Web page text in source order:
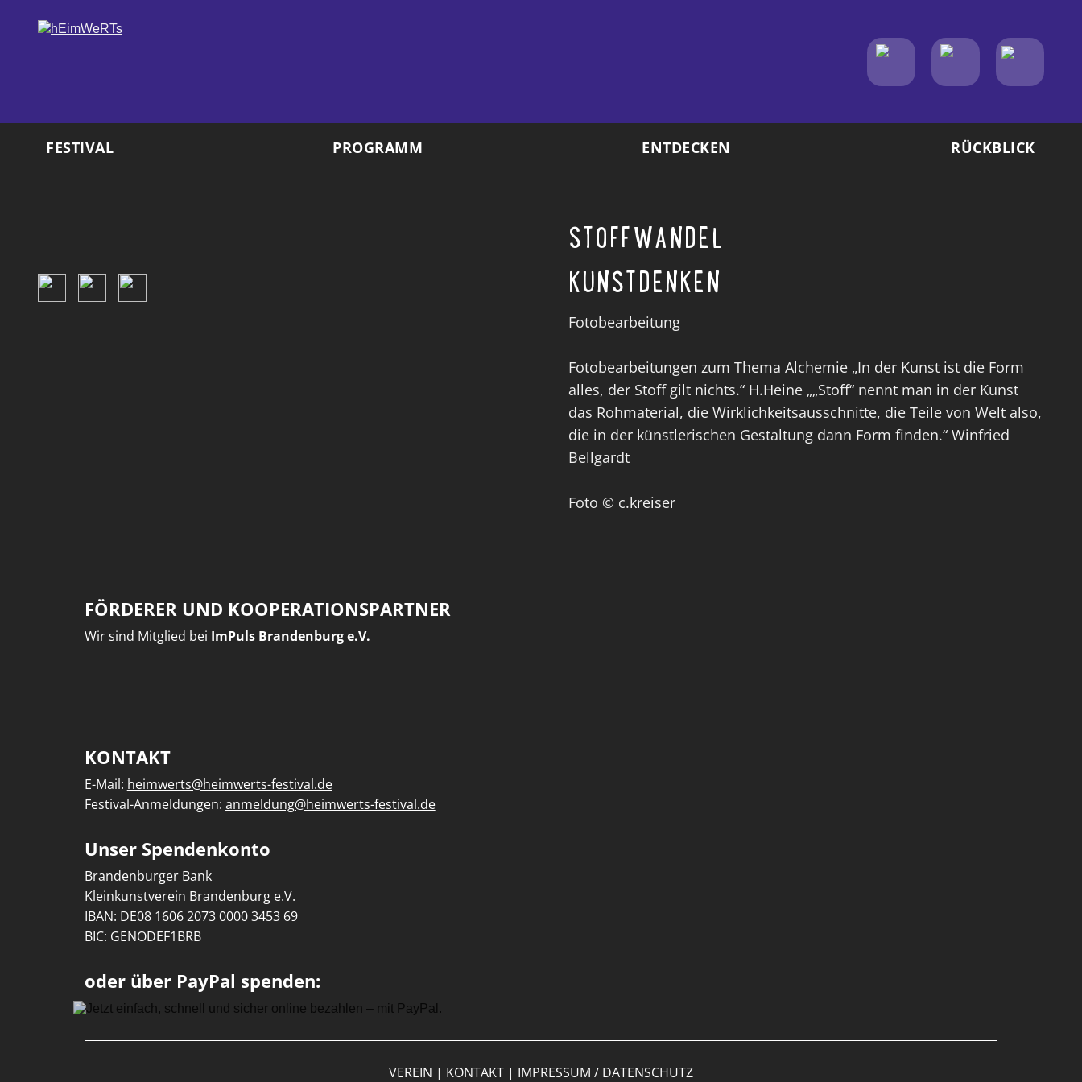
FESTIVAL PROGRAMM ENTDECKEN RÜCKBLICK
STOFFWANDEL
KUNSTDENKEN
Fotobearbeitung
Fotobearbeitungen zum Thema Alchemie „In der Kunst ist die Form
alles, der Stoff gilt nichts.“ H.Heine „„Stoff“ nennt man in der Kunst
das Rohmaterial, die Wirklichkeitsausschnitte, die Teile von Welt also,
die in der künstlerischen Gestaltung dann Form finden.“ Winfried
Bellgardt
Foto © c.kreiser
FÖRDERER UND KOOPERATIONSPARTNER
Wir sind Mitglied bei ImPuls Brandenburg e.V.
KONTAKT
E-Mail: heimwerts@heimwerts-festival.de
Festival-Anmeldungen: anmeldung@heimwerts-festival.de
Unser Spendenkonto
Brandenburger Bank
Kleinkunstverein Brandenburg e.V.
IBAN: DE08 1606 2073 0000 3453 69
BIC: GENODEF1BRB
oder über PayPal spenden:
VEREIN | KONTAKT | IMPRESSUM / DATENSCHUTZ